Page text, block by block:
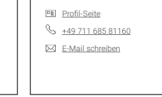
Profil-Seite
+49 711 685 81160
E-Mail schreiben